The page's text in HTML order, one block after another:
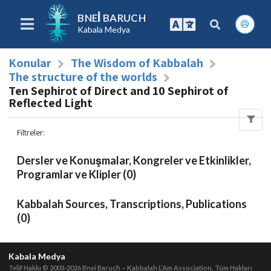
BNEI BARUCH
Kabala Medya
Konular
The Wisdom of Kabbalah
The structure of the worlds
Ten Sephirot of Direct and 10 Sephirot of
Reflected Light
Filtreler:
Dersler ve Konuşmalar, Kongreler ve Etkinlikler,
Programlar ve Klipler (0)
Kabbalah Sources, Transcriptions, Publications
(0)
Kabala Medya
Telif Hakkı © 2003-2026Bnei Baruch – Kabbalah L’Am Association, Tüm Hakları